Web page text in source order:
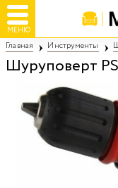
МЕНЮ
Главная Инструменты
Шуруповерт